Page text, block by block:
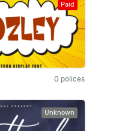
Paid
0 polices
Unknown